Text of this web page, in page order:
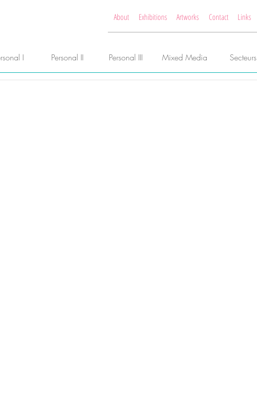
About Exhibitions Artworks Contact Links
I Personal II Personal III Mixed Media Secteurs